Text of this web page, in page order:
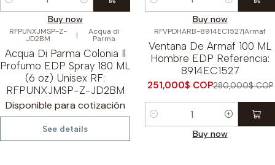
Cantidad
Buy now
Cantidad
Buy now
RFPUNXJMSP-Z-
JD2BM | Acqua di
Parma
Acqua Di Parma Colonia Il
Profumo EDP Spray 180 ML
(6 oz) Unisex RF:
RFPUNXJMSP-Z-JD2BM
Disponible para cotización
See details
-10% OFF
RFVPDHARB-8914EC1527|Armaf
Ventana De Armaf 100 ML
Hombre EDP Referencia:
8914EC1527
251,000$ COP280,000$ COP
Cantidad
Buy now